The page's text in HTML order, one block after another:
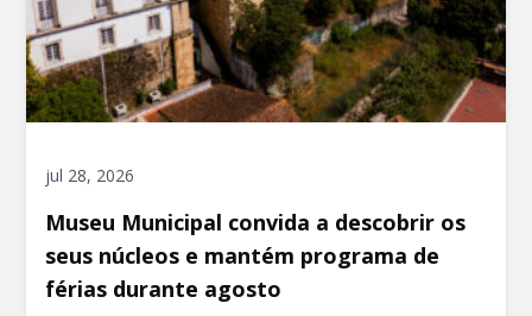
jul 28, 2026
Museu Municipal convida a descobrir os
seus núcleos e mantém programa de
férias durante agosto